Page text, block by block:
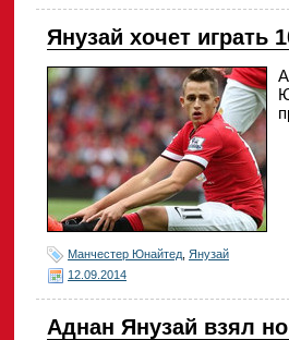
Янузай хочет играть
Манчестер Юнайтед Янузай
12.09.2014
Аднан Янузай взял